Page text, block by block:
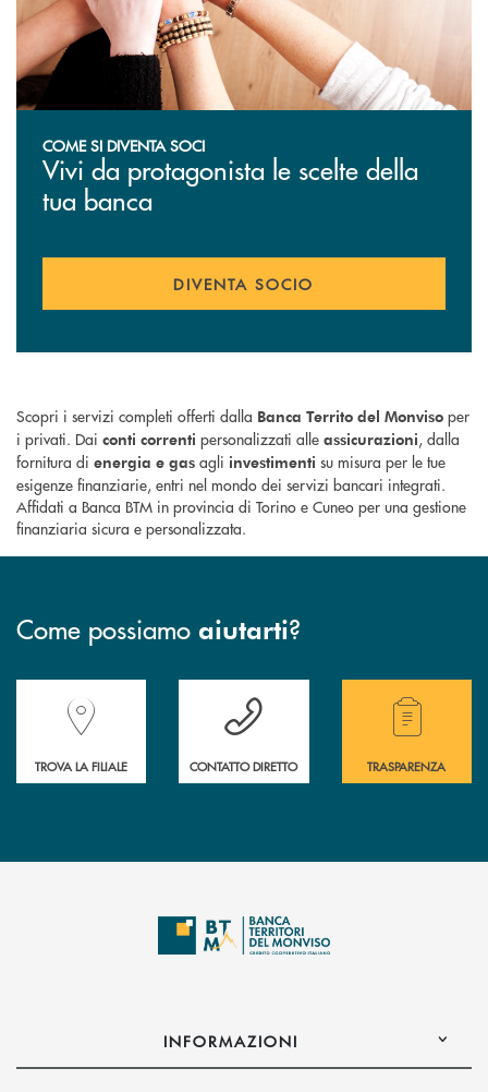
COME SI DIVENTA SOCI
Vivi da protagonista le scelte della
tua banca
DIVENTA SOCIO
Scopri i servizi completi offerti dalla Banca Territo del Monviso per
i privati. Dai conti correnti personalizzati alle assicurazioni, dalla
fornitura di energia e gas agli investimenti su misura per le tue
esigenze finanziarie, entri nel mondo dei servizi bancari integrati.
Affidati a Banca BTM in provincia di Torino e Cuneo per una gestione
finanziaria sicura e personalizzata.
Come possiamo aiutarti?
Accedi all' elenco completo delle filiali della Banca.
TROVA LA FILIALE
Hai bisogno di assistenza immediata?
CONTATTO DIRETTO
Hai bisogno di
TRASPARENZA
INFORMAZIONI